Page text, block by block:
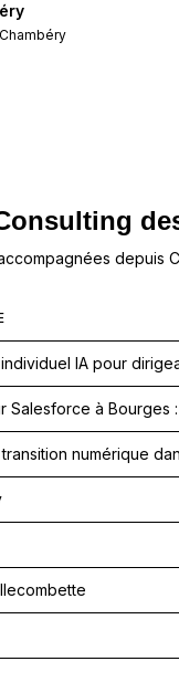
Chambéry
depuis
IA pour
Salesforce à Bourges
numérique